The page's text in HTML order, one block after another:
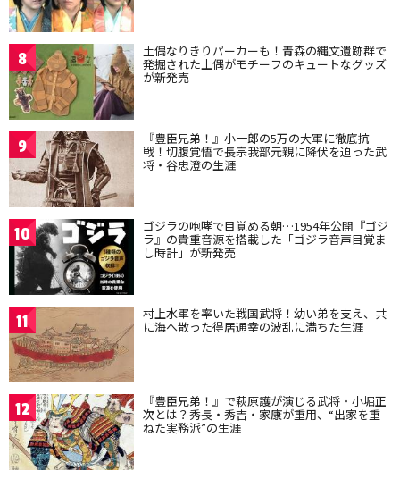
8 土偶なりきりパーカーも！青森の縄文遺跡群で
発掘された土偶がモチーフのキュートなグッズ
が新発売
9 『豊臣兄弟！』小一郎の5万の大軍に徹底抗
戦！切腹覚悟で長宗我部元親に降伏を迫った武
将・谷忠澄の生涯
10 ゴジラの咆哮で目覚める朝…1954年公開『ゴジ
ラ』の貴重音源を搭載した「ゴジラ音声目覚ま
し時計」が新発売
11 村上水軍を率いた戦国武将！幼い弟を支え、共
に海へ散った得居通幸の波乱に満ちた生涯
12 『豊臣兄弟！』で萩原護が演じる武将・小堀正
次とは？秀長・秀吉・家康が重用、“出家を重
ねた実務派”の生涯